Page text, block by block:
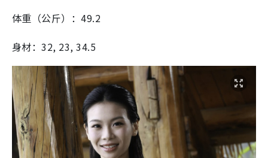
体重（公斤）：49.2
身材：32, 23, 34.5